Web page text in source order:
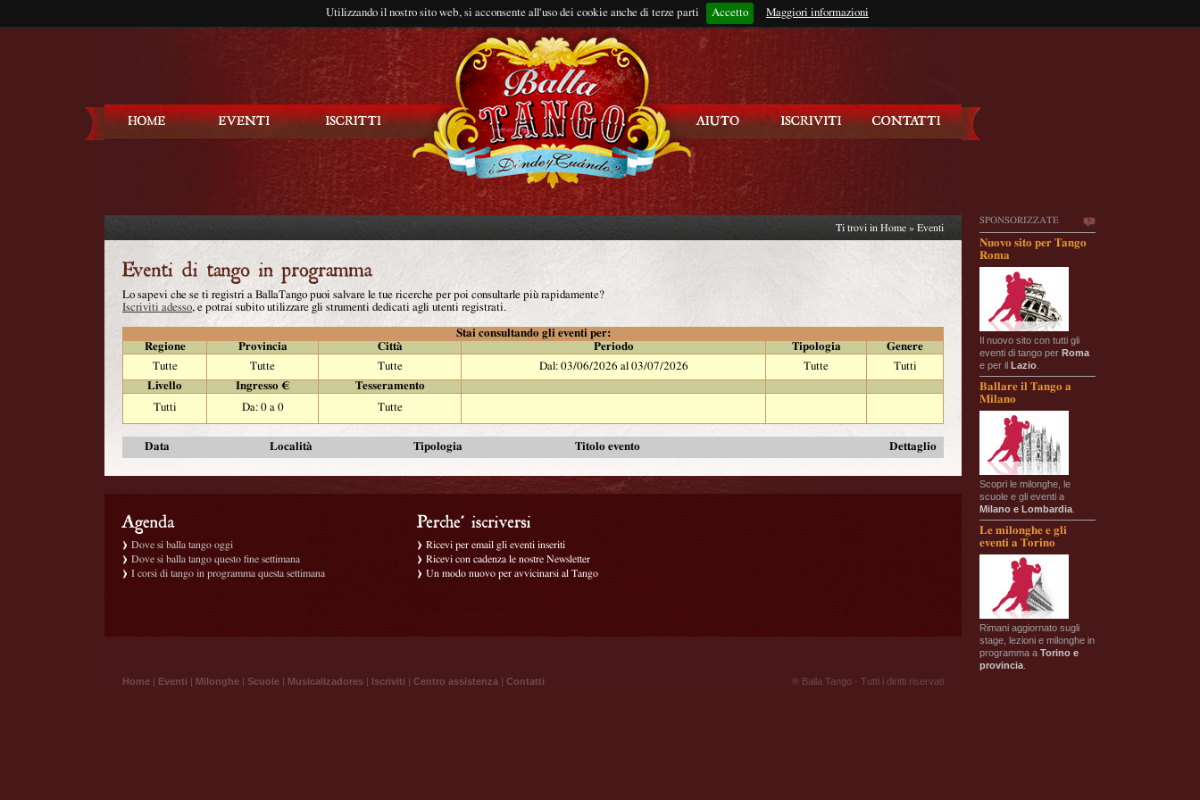
Utilizzando il nostro sito web, si acconsente all'uso dei cookie anche di terze parti Accetto Maggiori informazioni
Rimani connesso?
SPONSORIZZATE
Nuovo sito per Tango
Roma
Il nuovo sito con tutti gli
eventi di tango per Roma
e per il Lazio
Ballare il Tango a
Milano
Scopri le milonghe, le
scuole e gli eventi a
Milano e Lombardia
Le milonghe e gli
eventi a Torino
Rimani aggiornato sugli
stage, lezioni e milonghe in
programma a Torino e
provincia
Ti trovi in Home » Eventi
Lo sapevi che se ti registri a BallaTango puoi salvare le tue ricerche per poi consultarle più rapidamente?
Iscriviti adesso, e potrai subito utilizzare gli strumenti dedicati agli utenti registrati.
Stai consultando gli eventi per:
Regione
Provincia Città Periodo Tipologia
Genere
Tutte
Tutte Tutte Dal: 03/06/2026 al 03/07/2026 Tutte
Tutti
Livello
Ingresso €
Tesseramento
Tutti
Da: 0 a 0 Tutte
Data Località Tipologia Titolo evento Dettaglio
Dove si balla tango oggi
Dove si balla tango questo fine settimana
I corsi di tango in programma questa settimana
Ricevi per email gli eventi inseriti
Ricevi con cadenza le nostre Newsletter
Un modo nuovo per avvicinarsi al Tango
Home | Eventi | Milonghe | Scuole | Musicalizadores | Iscriviti | Centro assistenza | Contatti ® Balla Tango - Tutti i diritti riservati